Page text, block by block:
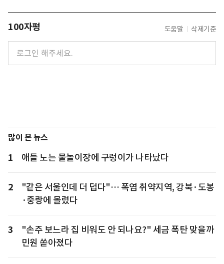
100자평 도움말 삭제기준
많이 본 뉴스
1 애들 노는 물놀이장에 구렁이가 나타났다
2
"같은 서울인데 더 덥다"… 폭염 취약지역, 강북·도봉
·중랑에 몰렸다
3
"손주 보느라 집 비워도 안 되나요?" 세금 폭탄 맞을까
민원 쏟아졌다